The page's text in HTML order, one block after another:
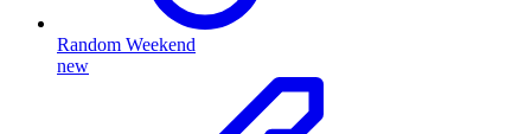
Random Weekend
new